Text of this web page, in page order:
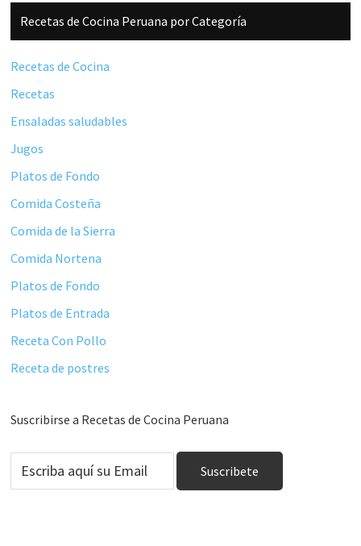
Barra
lateral
principal
Recetas de Cocina Peruana por Categoría
Recetas de Cocina
Recetas
Ensaladas saludables
Jugos
Platos de Fondo
Comida Costeña
Comida de la Sierra
Comida Nortena
Platos de Fondo
Platos de Entrada
Receta Con Pollo
Receta de postres
Suscribirse a Recetas de Cocina Peruana